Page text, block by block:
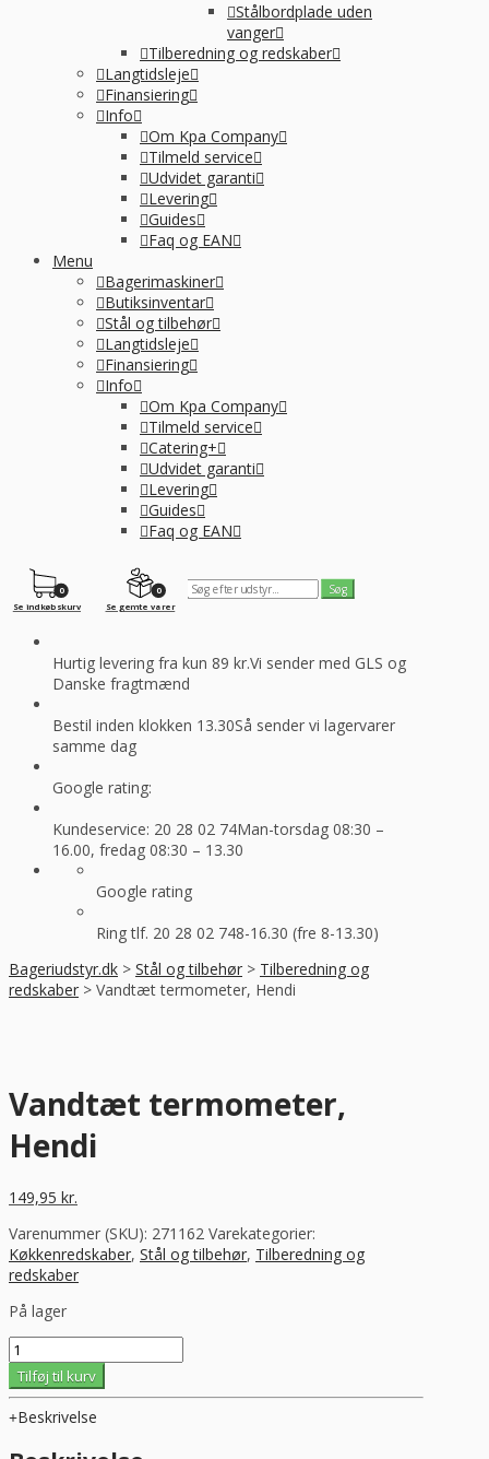
Stålbordplade uden
vanger
Tilberedning og redskaber
Langtidsleje
Finansiering
Info
Om Kpa Company
Tilmeld service
Udvidet garanti
Levering
Guides
Faq og EAN
Menu
Bagerimaskiner
Butiksinventar
Stål og tilbehør
Langtidsleje
Finansiering
Info
Om Kpa Company
Tilmeld service
Catering+
Udvidet garanti
Levering
Guides
Faq og EAN
0
Se gemte varer
0
Se indkøbskurv
Hurtig levering fra kun 89 kr.Vi sender med GLS og
Danske fragtmænd
Bestil inden klokken 13.30Så sender vi lagervarer
samme dag
Google rating:
Kundeservice: 20 28 02 74Man-torsdag 08:30 –
16.00, fredag 08:30 – 13.30
Google rating
Ring tlf. 20 28 02 748-16.30 (fre 8-13.30)
Bageriudstyr.dk > Stål og tilbehør > Tilberedning og
redskaber > Vandtæt termometer, Hendi
Vandtæt termometer,
Hendi
149,95 kr.
Varenummer (SKU): 271162 Varekategorier:
Køkkenredskaber, Stål og tilbehør, Tilberedning og
redskaber
På lager
Vandtæt
termometer,
Hendi
antal
Tilføj til kurv
Beskrivelse